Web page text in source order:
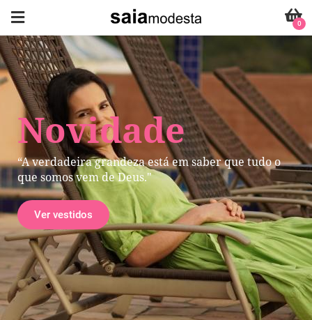
Novidade
“A verdadeira grandeza está em saber que tudo o
que somos vem de Deus."
Ver vestidos
0